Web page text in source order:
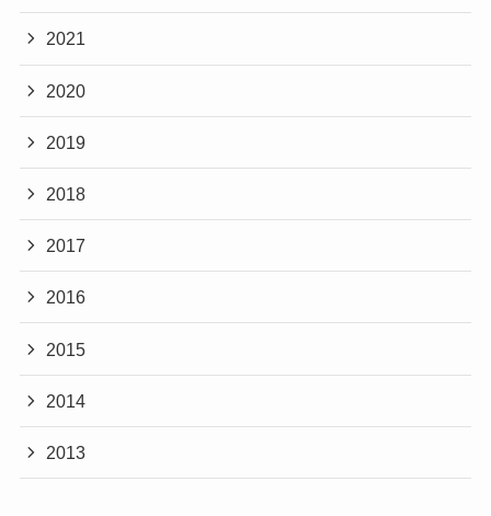
2021
2020
2019
2018
2017
2016
2015
2014
2013